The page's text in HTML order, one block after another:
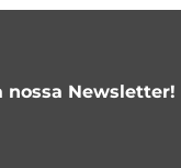
nossa Newsletter!